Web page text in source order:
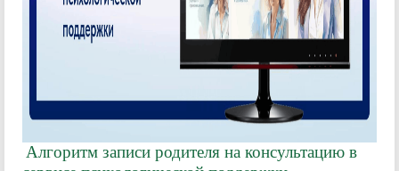
Алгоритм записи родителя на консультацию в